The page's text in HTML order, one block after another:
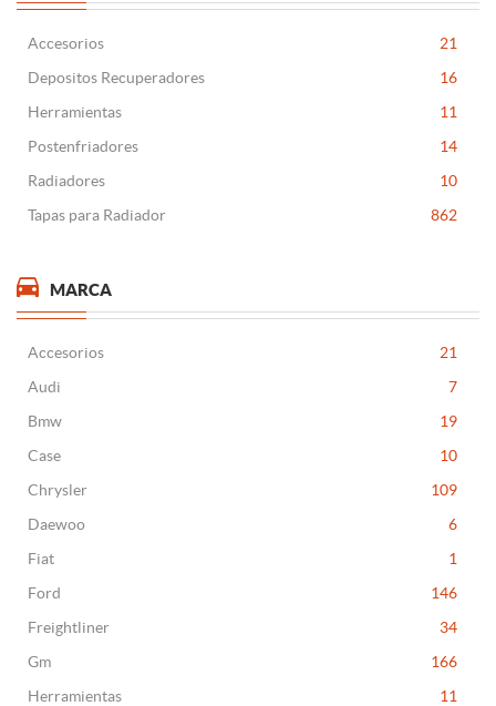
Accesorios
21
Depositos Recuperadores
16
Herramientas
11
Postenfriadores
14
Radiadores
10
Tapas para Radiador
862
MARCA
Accesorios
21
Audi
7
Bmw
19
Case
10
Chrysler
109
Daewoo
6
Fiat
1
Ford
146
Freightliner
34
Gm
166
Herramientas
11